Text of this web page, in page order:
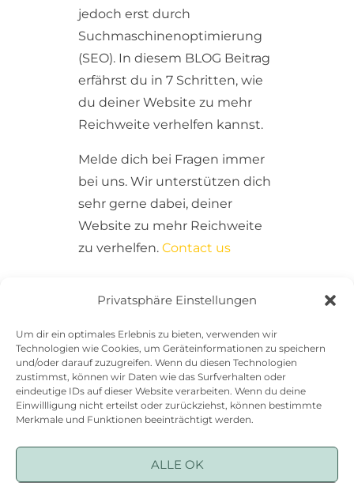
Privatsphäre Einstellungen
Um dir ein optimales Erlebnis zu bieten, verwenden wir
Technologien wie Cookies, um Geräteinformationen zu speichern
und/oder darauf zuzugreifen. Wenn du diesen Technologien
zustimmst, können wir Daten wie das Surfverhalten oder
eindeutige IDs auf dieser Website verarbeiten. Wenn du deine
Einwillligung nicht erteilst oder zurückziehst, können bestimmte
Merkmale und Funktionen beeinträchtigt werden.
ALLE OK
jedoch erst durch
Suchmaschinenoptimierung
(SEO). In diesem BLOG Beitrag
erfährst du in 7 Schritten, wie
du deiner Website zu mehr
Reichweite verhelfen kannst.
Melde dich bei Fragen immer
bei uns. Wir unterstützen dich
sehr gerne dabei, deiner
Website zu mehr Reichweite
zu verhelfen. Contact us
der Federwelt von Nic